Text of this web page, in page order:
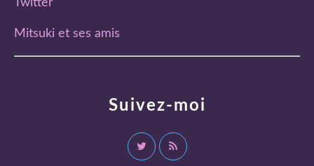
Suivez-moi
Twitter
Mitsuki et ses amis